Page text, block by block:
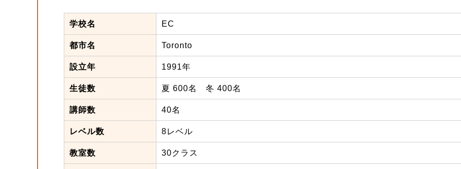
学校名 EC
都市名 Toronto
設立年 1991年
生徒数 夏 600名 冬 400名
講師数 40名
レベル数 8レベル
教室数 30クラス